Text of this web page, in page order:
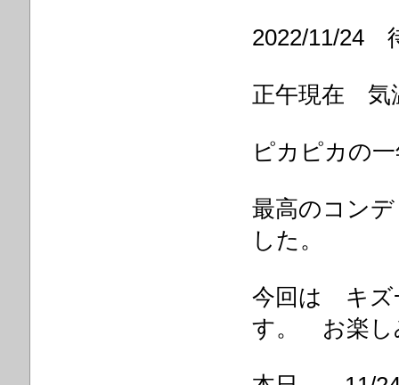
2022/11/24
正午現在
ピカピカの
最高のコン
した。
今回は キズ
す。 お楽し